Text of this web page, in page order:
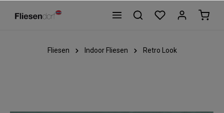
Fliesen Indoor Fliesen Retro Look